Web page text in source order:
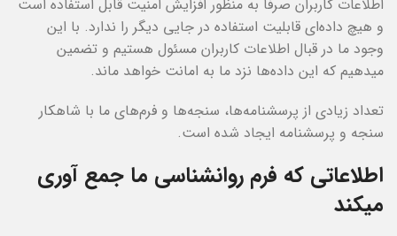
اطلاعات کاربران صرفا به منظور افزایش امنیت قابل استفاده است
و هیچ داده‌ای قابلیت استفاده در جایی دیگر را ندارد. با این
وجود ما در قبال اطلاعات کاربران مسئول هستیم و تضمین
میدهیم که این داده‌‌ها نزد ما به امانت خواهد ماند.
تعداد زیادی از پرسشنامه‌ها، سنجه‌ها و فرم‌های ما با شاهکار
سنجه و پرسشنامه ایجاد شده است.
اطلاعاتی که فرم روانشناسی ما جمع آوری
میکند